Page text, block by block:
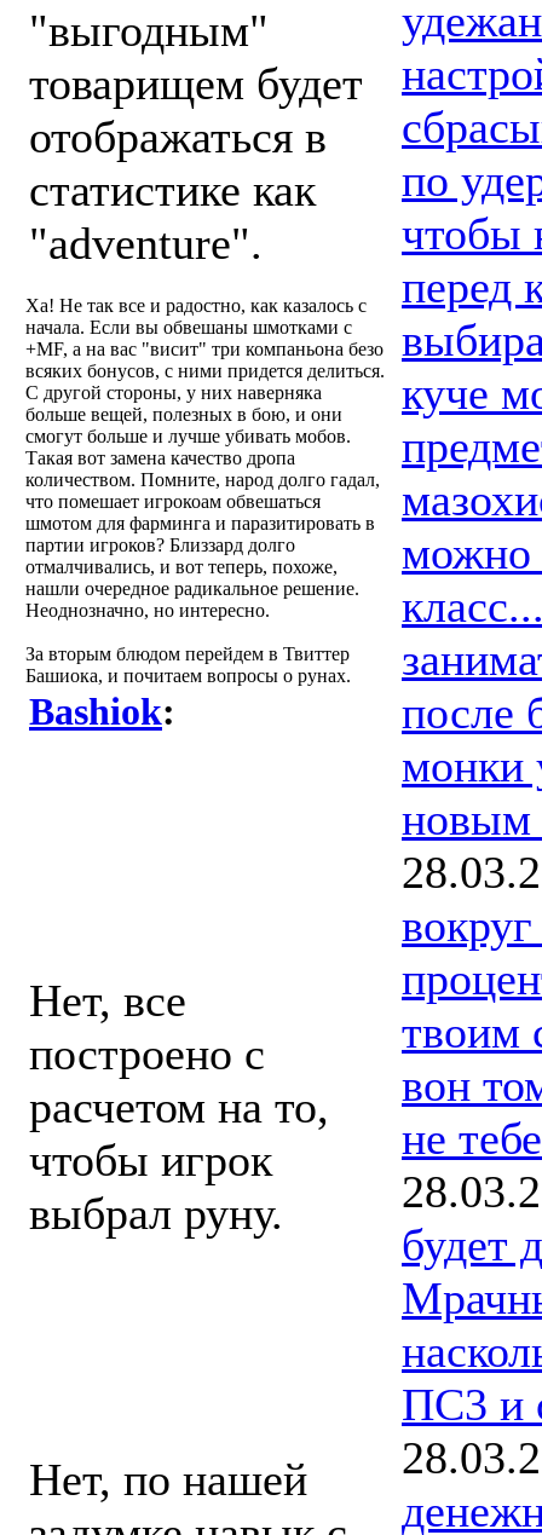
"выгодным"
товарищем будет
отображаться в
статистике как
"adventure".
Ха! Не так все и радостно, как казалось с
начала. Если вы обвешаны шмотками с
+MF, а на вас "висит" три компаньона безо
всяких бонусов, с ними придется делиться.
С другой стороны, у них наверняка
больше вещей, полезных в бою, и они
смогут больше и лучше убивать мобов.
Такая вот замена качество дропа
количеством. Помните, народ долго гадал,
что помешает игрокоам обвешаться
шмотом для фарминга и паразитировать в
партии игроков? Близзард долго
отмалчивались, и вот теперь, похоже,
нашли очередное радикальное решение.
Неоднозначно, но интересно.
За вторым блюдом перейдем в Твиттер
Башиока, и почитаем вопросы о рунах.
Bashiok:
Нет, все
построено с
расчетом на то,
чтобы игрок
выбрал руну.
Нет, по нашей
по
чтобы
перед
куче
можно
после
монки
новым
твоим
вон
не
будет
ПС3 и